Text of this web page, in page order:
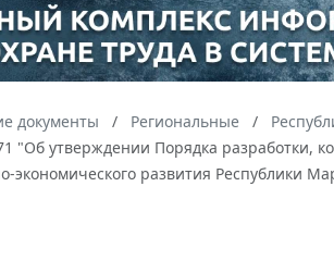
документы Региональные
"Об утверждении Порядка разработки,
экономического развития Республики